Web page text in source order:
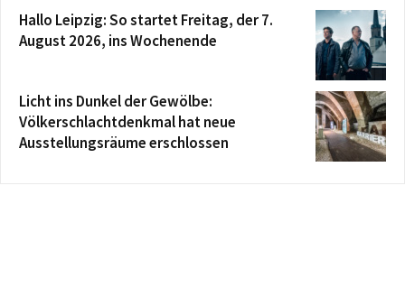
Hallo Leipzig: So startet Freitag, der 7.
August 2026, ins Wochenende
Licht ins Dunkel der Gewölbe:
Völkerschlachtdenkmal hat neue
Ausstellungsräume erschlossen